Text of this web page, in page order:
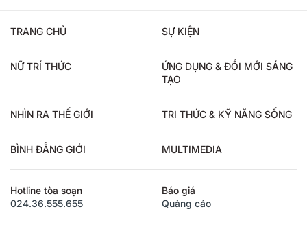
TRANG CHỦ SỰ KIỆN
NỮ TRÍ THỨC
ỨNG DỤNG & ĐỔI MỚI SÁNG
TẠO
NHÌN RA THẾ GIỚI TRI THỨC & KỸ NĂNG SỐNG
BÌNH ĐẲNG GIỚI MULTIMEDIA
Hotline tòa soạn
024.36.555.655
Báo giá
Quảng cáo